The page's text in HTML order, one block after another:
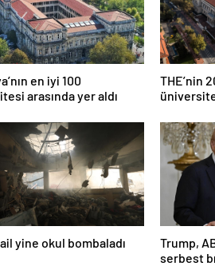
en iyi 100
arasında yer aldı
THE’nin
yine okul bombaladı
Trump,
serbest